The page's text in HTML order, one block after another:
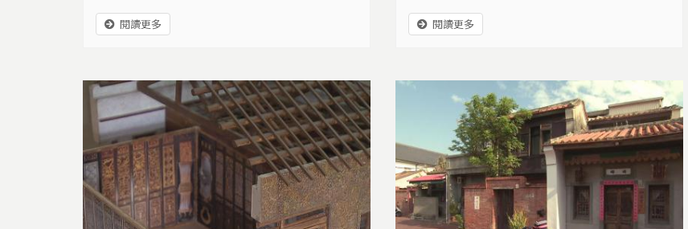
或加速開發？成為值得關心的課題。
閱讀更多
濃度的重金屬，就這樣進入良田。
閱讀更多